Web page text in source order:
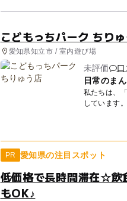
こどもっちパーク ちり
愛知県知立市 / 室内遊び場
未評価
口
日常のま
私たちは、
しています
PR 愛知県の注目スポット
低価格で長時間滞在☆飲
もOK♪